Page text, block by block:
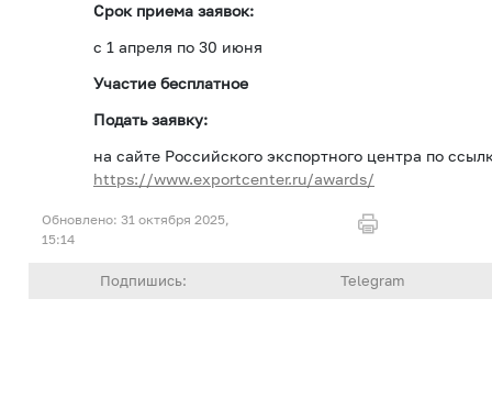
Срок приема заявок:
с 1 апреля по 30 июня
Участие бесплатное
Подать заявку:
на сайте Российского экспортного центра по
https://www.exportcenter.ru/awards/
31 октября 2025,
15:14